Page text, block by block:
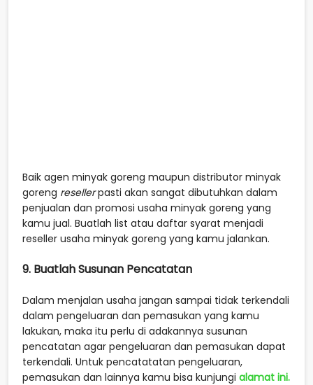
Baik agen minyak goreng maupun distributor minyak
goreng resellerpasti akan sangat dibutuhkan dalam
penjualan dan promosi usaha minyak goreng yang
kamu jual. Buatlah list atau daftar syarat menjadi
reseller usaha minyak goreng yang kamu jalankan.
9. Buatlah Susunan Pencatatan
Dalam menjalan usaha jangan sampai tidak terkendali
dalam pengeluaran dan pemasukan yang kamu
lakukan, maka itu perlu di adakannya susunan
pencatatan agar pengeluaran dan pemasukan dapat
terkendali. Untuk pencatatatan pengeluaran,
pemasukan dan lainnya kamu bisa kunjungi alamat ini.